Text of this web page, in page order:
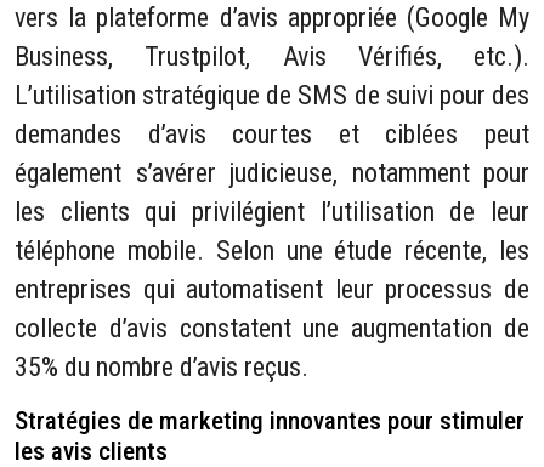
vers la plateforme d’avis appropriée (Google My
Business, Trustpilot, Avis Vérifiés, etc.).
L’utilisation stratégique de SMS de suivi pour des
demandes d’avis courtes et ciblées peut
également s’avérer judicieuse, notamment pour
les clients qui privilégient l’utilisation de leur
téléphone mobile. Selon une étude récente, les
entreprises qui automatisent leur processus de
collecte d’avis constatent une augmentation de
35% du nombre d’avis reçus.
Stratégies de marketing innovantes pour stimuler
les avis clients